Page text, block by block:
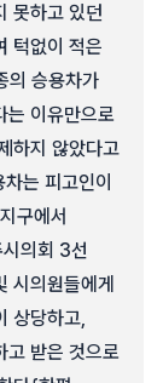
못하고 있던
턱없이 적은
의 승용차가
는 이유만으로
하지 않았다고
는 피고인이
구에서
의회 3선
시의원들에게
상당하고,
고 받은 것으로